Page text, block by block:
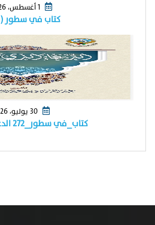
1 أغسطس، 2026
كتاب في سطور ( ٢٧٣…
كتاب_في سطور_٢٧٢ الدعاء الذي لايرد